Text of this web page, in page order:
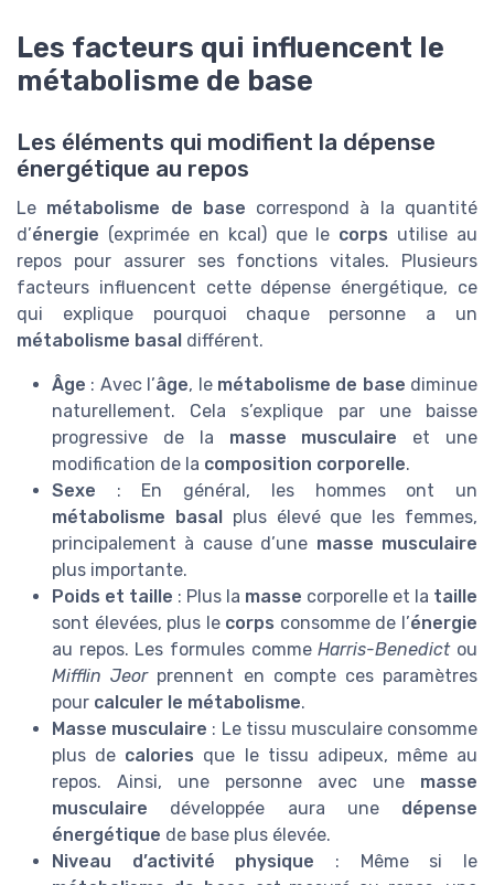
Les facteurs qui influencent le
métabolisme de base
Les éléments qui modifient la dépense
énergétique au repos
Le métabolisme de base correspond à la quantité
d’énergie (exprimée en kcal) que le corps utilise au
repos pour assurer ses fonctions vitales. Plusieurs
facteurs influencent cette dépense énergétique, ce
qui explique pourquoi chaque personne a un
métabolisme basal différent.
Âge : Avec l’âge, le métabolisme de base diminue
naturellement. Cela s’explique par une baisse
progressive de la masse musculaire et une
modification de la composition corporelle.
Sexe : En général, les hommes ont un
métabolisme basalplus élevé que les femmes,
principalement à cause d’une masse musculaire
plus importante.
Poids et taille : Plus la masse corporelle et la taille
sont élevées, plus le corps consomme de l’énergie
au repos. Les formules commeHarris-Benedictou
Mifflin Jeorprennent en compte ces paramètres
pour calculer le métabolisme.
Masse musculaire : Le tissu musculaire consomme
plus de calories que le tissu adipeux, même au
repos. Ainsi, une personne avec une masse
musculaire développée aura une dépense
énergétique de base plus élevée.
Niveau d’activité physique : Même si le